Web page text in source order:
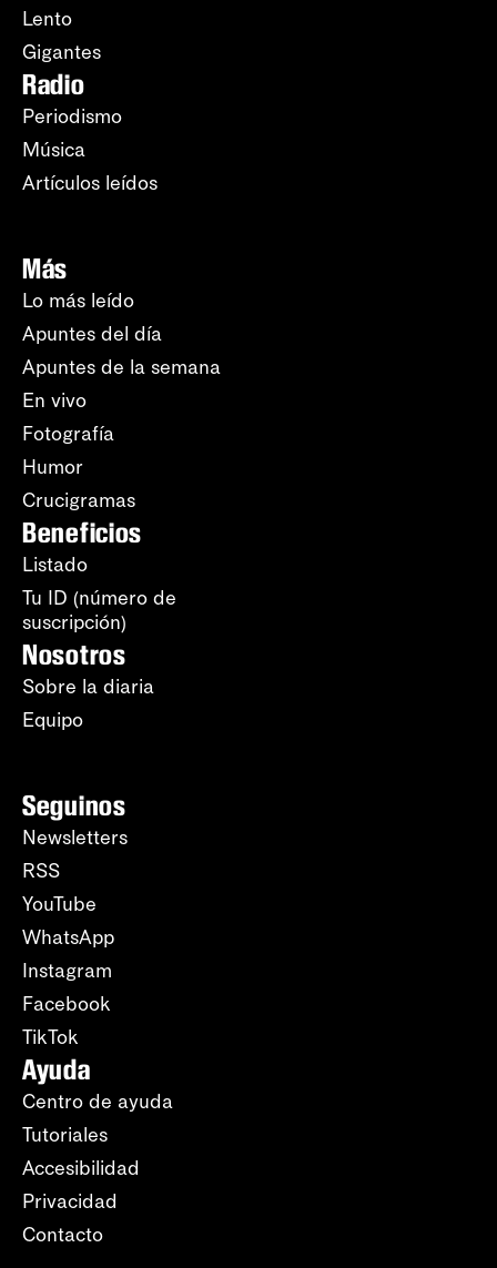
Lento
Gigantes
Radio
Periodismo
Música
Artículos leídos
Más
Lo más leído
Apuntes del día
Apuntes de la semana
En vivo
Fotografía
Humor
Crucigramas
Beneficios
Listado
Tu ID (número de
suscripción)
Nosotros
Sobre la diaria
Equipo
Seguinos
Newsletters
RSS
YouTube
WhatsApp
Instagram
Facebook
TikTok
Ayuda
Centro de ayuda
Tutoriales
Accesibilidad
Privacidad
Contacto